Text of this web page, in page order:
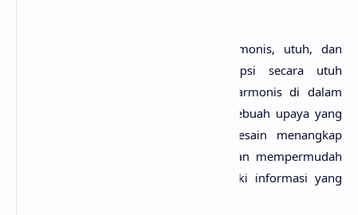
Penggunaan bahasa visual yang harmonis, utuh, dan
senada agar materi pesan dipersepsi secara utuh
(komprehensif) yang menyatu dan harmonis di dalam
sebuah karya grafis. Hal ini menjadi sebuah upaya yang
bertujuan memudahkan pengamat desain menangkap
sebuah nuansa visual yang tematik dan mempermudah
proses pembentukan pemetaan hierarki informasi yang